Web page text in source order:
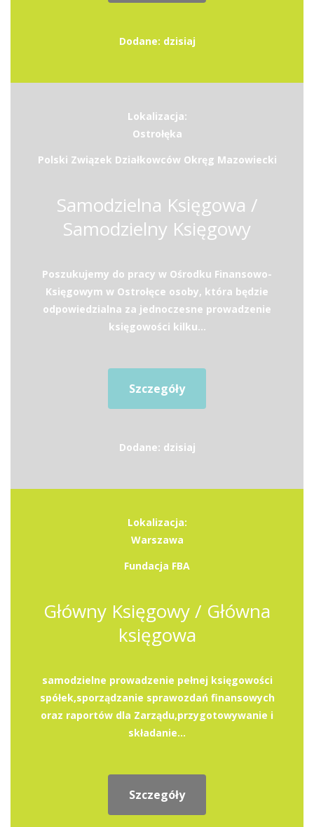
Dodane: dzisiaj
Lokalizacja:
Ostrołęka
Polski Związek Działkowców Okręg Mazowiecki
Samodzielna Księgowa /
Samodzielny Księgowy
Poszukujemy do pracy w Ośrodku Finansowo-
Księgowym w Ostrołęce osoby, która będzie
odpowiedzialna za jednoczesne prowadzenie
księgowości kilku...
Szczegóły
Dodane: dzisiaj
Lokalizacja:
Warszawa
Fundacja FBA
Główny Księgowy / Główna
księgowa
samodzielne prowadzenie pełnej księgowości
spółek,sporządzanie sprawozdań finansowych
oraz raportów dla Zarządu,przygotowywanie i
składanie...
Szczegóły